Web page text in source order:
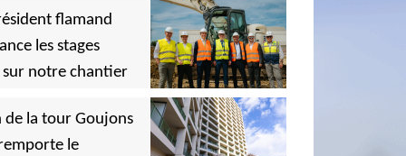
flamand
les stages
sur notre chantier
,
de la tour Goujons
le